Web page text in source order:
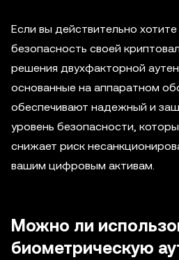
Если вы действительно
безопасность своей
решения двухфакторной
основанные на аппаратном
обеспечивают надежный и
уровень безопасности,
снижает риск
вашим цифровым активам.
Можно ли
биометрическую